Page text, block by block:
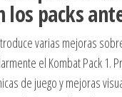
los packs
varias mejoras
el Kombat Pack 1.
de juego y mejoras